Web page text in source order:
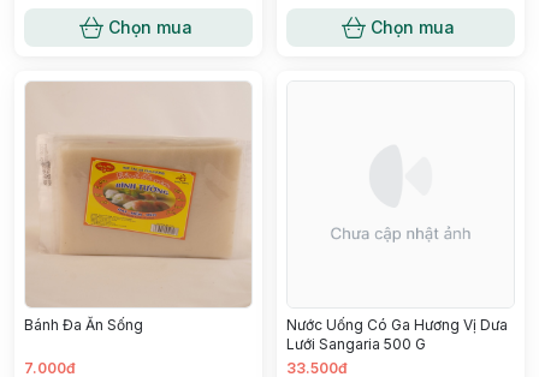
Chọn mua Chọn mua
Bánh Đa Ăn Sống
7.000đ
Nước Uống Có Ga Hương Vị Dưa
Lưới Sangaria 500 G
33.500đ